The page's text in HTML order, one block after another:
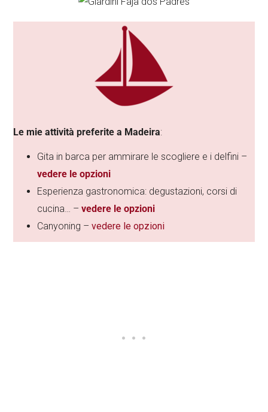
Le mie attività preferite a Madeira:
Gita in barca per ammirare le scogliere e i delfini –
vedere le opzioni
Esperienza gastronomica: degustazioni, corsi di
cucina… –vedere le opzioni
Canyoning –vedere le opzioni